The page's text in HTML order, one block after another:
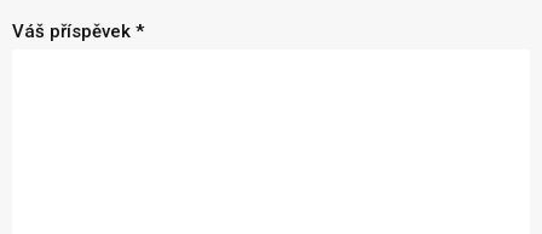
Váš příspěvek *